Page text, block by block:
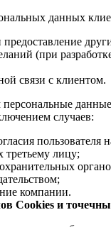
данных
(при
связи с клиентом.
случаев:
пользователя
третьему лицу;
компании.
Cookies и